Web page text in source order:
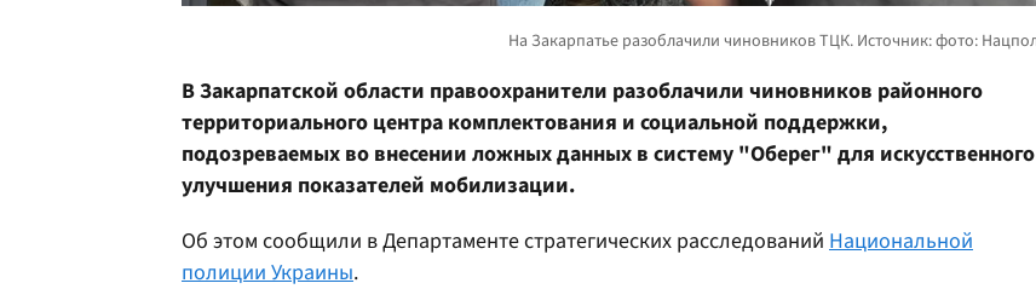
В Закарпатской области правоохранители разоблачили чиновников районного
территориального центра комплектования и социальной поддержки,
подозреваемых во внесении ложных данных в систему "Оберег" для искусственного
улучшения показателей мобилизации.
Об этом сообщили в Департаменте стратегических расследований Национальной
полиции Украины.